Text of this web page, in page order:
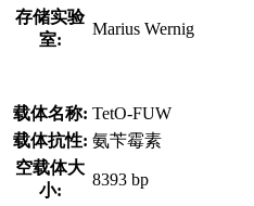
存储实验
室:
Marius Wernig
载体名称: TetO-FUW
载体抗性: 氨苄霉素
空载体大
小:
8393 bp